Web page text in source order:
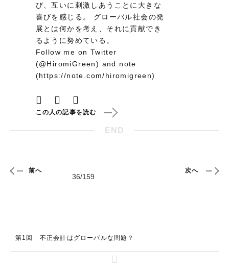
び、互いに刺激しあうことに大きな
喜びを感じる。 グローバル社会の発
展とは何かを考え、それに貢献でき
るように努めている。
Follow me on Twitter
(@HiromiGreen) and note
(https://note.com/hiromigreen)
この人の記事を読む
END
前へ 次へ
第1回 不正会計はグローバルな問題？